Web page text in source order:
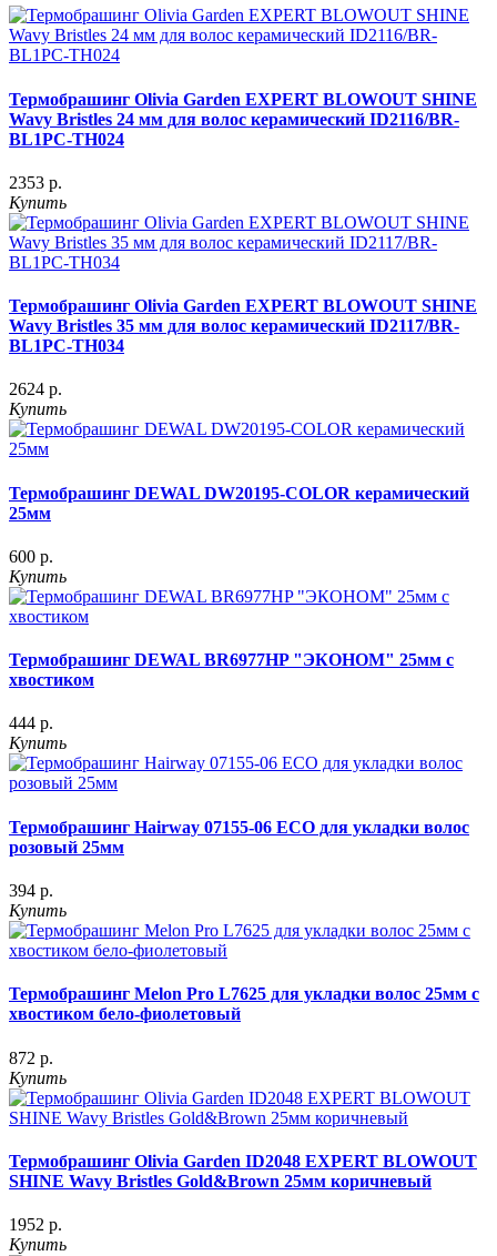
Термобрашинг Olivia Garden EXPERT BLOWOUT SHINE
Wavy Bristles 24 мм для волос керамический ID2116/BR-
BL1PC-TH024
2353 р.
Купить
Термобрашинг Olivia Garden EXPERT BLOWOUT SHINE
Wavy Bristles 35 мм для волос керамический ID2117/BR-
BL1PC-TH034
2624 р.
Купить
Термобрашинг DEWAL DW20195-COLOR керамический
25мм
600 р.
Купить
Термобрашинг DEWAL BR6977HP "ЭКОНОМ" 25мм с
хвостиком
444 р.
Купить
Термобрашинг Hairway 07155-06 ECO для укладки волос
розовый 25мм
394 р.
Купить
Термобрашинг Melon Pro L7625 для укладки волос 25мм с
хвостиком бело-фиолетовый
872 р.
Купить
Термобрашинг Olivia Garden ID2048 EXPERT BLOWOUT
SHINE Wavy Bristles Gold&Brown 25мм коричневый
1952 р.
Купить